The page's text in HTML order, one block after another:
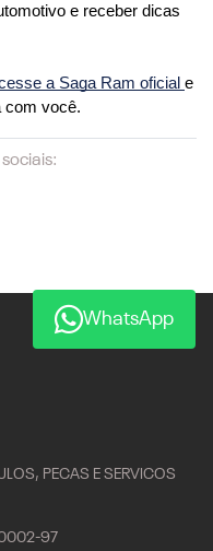
e receber dicas
a Saga Ram oficial e
com você.
PECAS E SERVICOS
97
WhatsApp